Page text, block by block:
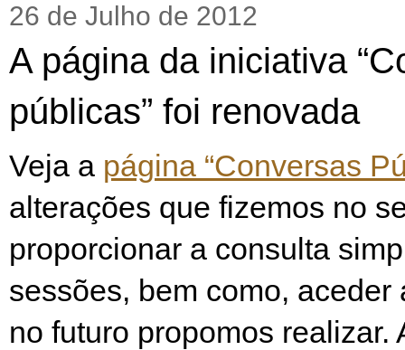
26 de Julho de 2012
A página da iniciativa
públicas” foi renovada
Veja a página “Conversas
alterações que fizemos no
proporcionar a consulta
sessões, bem como, aceder
no futuro propomos realizar.